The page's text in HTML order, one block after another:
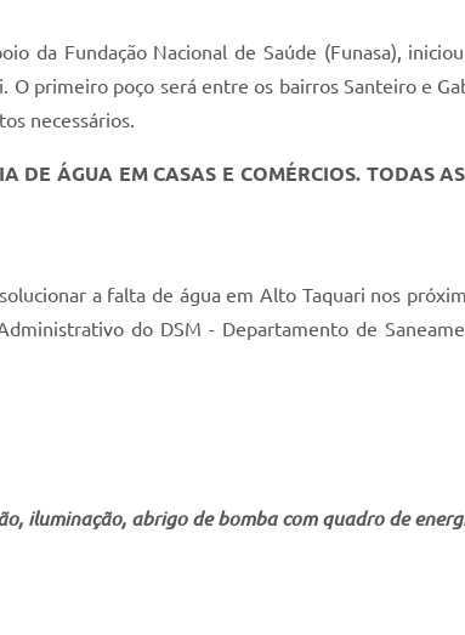
da Fundação Nacional de Saúde (Funasa),
primeiro poço será entre os bairros Santeiro e
necessários.
DE ÁGUA EM CASAS E COMÉRCIOS. TODAS
a falta de água em Alto Taquari nos
do DSM - Departamento de
iluminação, abrigo de bomba com quadro de